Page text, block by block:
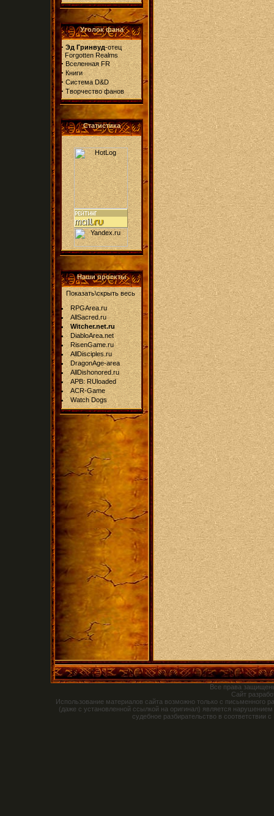
Уголок фана
· Эд Гринвуд-отец
Forgotten Realms
· Вселенная FR
· Книги
· Система D&D
· Творчество фанов
Статистика
Наши проекты
Показать\скрыть весь
RPGArea.ru
AllSacred.ru
Witcher.net.ru
DiabloArea.net
RisenGame.ru
AllDisciples.ru
DragonAge-area
AllDishonored.ru
APB: RUloaded
ACR-Game
Watch Dogs
Все права
Сайт
Использование материалов сайта возможно только с письменного
(даже с установленной ссылкой на оригинал) является
судебное разбирательство в